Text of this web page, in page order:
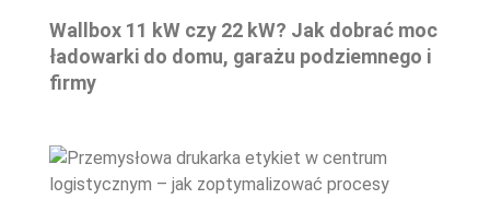
Wallbox 11 kW czy 22 kW? Jak dobrać moc
ładowarki do domu, garażu podziemnego i
firmy